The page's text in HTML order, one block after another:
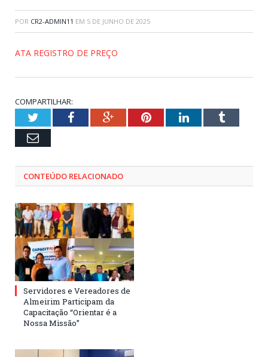
POR CR2-ADMIN11 EM 5 DE JUNHO DE 2025
ATA REGISTRO DE PREÇO
COMPARTILHAR:
TwitterFacebookGoogle+PinterestLinkedInTumblr
Email
CONTEÚDO RELACIONADO
Servidores e Vereadores de
Almeirim Participam da
Capacitação “Orientar é a
Nossa Missão”